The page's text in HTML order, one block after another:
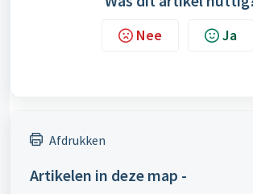
Nee Ja
Afdrukken
Artikelen in deze map -